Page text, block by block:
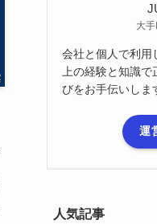
大
会社と個人で利用
上の経験と知識
びをお手伝いしま
運
人気記事